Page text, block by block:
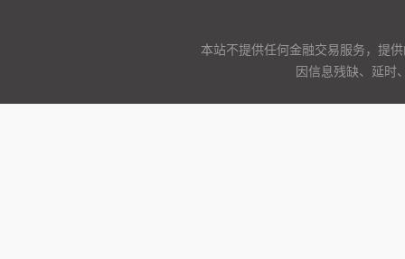
本站不提供任何金融交易服务，提
因信息残缺、延时